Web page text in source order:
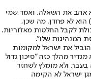
אהב את השאלה, ואמר שמי
הוא לא פחדן. מה שכן,
לקבל החלטות מאז'וריות.
המנהיגות שלו".
את ישראל למקומות
מהלך כזה "סיכון גדול
ולא מומלץ לשחזר
ישראל לא הקימה